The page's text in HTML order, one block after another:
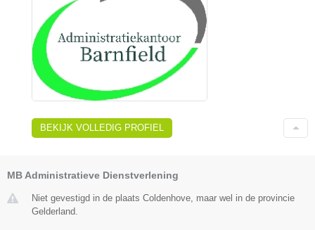
BEKIJK VOLLEDIG PROFIEL
MB Administratieve Dienstverlening
Niet gevestigd in de plaats Coldenhove, maar wel in de provincie
Gelderland.